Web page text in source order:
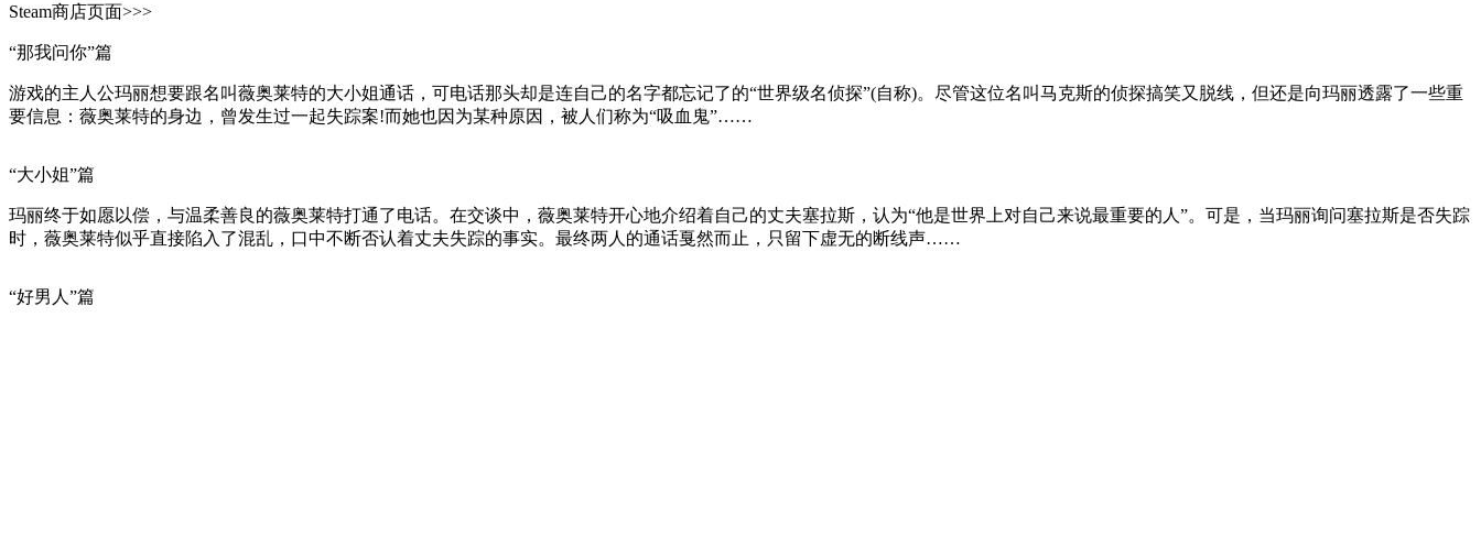
Steam商店页面>>>
“那我问你”篇
游戏的主人公玛丽想要跟名叫薇奥莱特的大小姐通话，可电话那头却是连自己的名字都忘记了的“世界级名侦探”(自称)。尽管这位名叫马克斯的侦探搞笑又脱线，但还是向玛丽透露了一些重
要信息：薇奥莱特的身边，曾发生过一起失踪案!而她也因为某种原因，被人们称为“吸血鬼”……
“大小姐”篇
玛丽终于如愿以偿，与温柔善良的薇奥莱特打通了电话。在交谈中，薇奥莱特开心地介绍着自己的丈夫塞拉斯，认为“他是世界上对自己来说最重要的人”。可是，当玛丽询问塞拉斯是否失踪
时，薇奥莱特似乎直接陷入了混乱，口中不断否认着丈夫失踪的事实。最终两人的通话戛然而止，只留下虚无的断线声……
“好男人”篇